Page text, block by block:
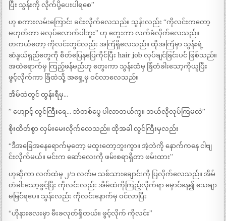
ပြီး သွန်းကို လိုက်ပို့ပေးပါရစေ”
ဟု စကားလမ်းကြောင်း ခင်းလိုက်လေသည်။ သွန်းလည်း “ကိုလင်းကတော့
မဟုတ်တာ မလုပ်လောက်ပါဘူး” ဟု တွေးကာ လက်ခံလိုက်လေသည်။
တကယ်တော့ ကိုလင်းတွင်လည်း အကြံရှိလေသည်။ ထိုအကြံမှာ သွန်းရဲ့
ဆံနွယ်ရှည်တွေကို စိတ်ပြေနပြေကိုင်ပြီး hair job လုပ်ချင်ခြင်းပင် ဖြစ်သည်။
အထဲရောက်မှ ကြည့်ဖန်မည်ဟု တွေးကာ သွန်းထံမှ ခြံတံခါးသော့ကိုယူပြီး
ဖွင့်လိုက်ကာ ခြံထဲသို့ အရှေ့မှ ဝင်လာလေသည်။
အိမ်ထဲတွင် ထွန်းရီမှ…
” ဟျောင့် လွင်ကြီးရေ… ဘဲတစ်ပွေ ပါလာတယ်ကွ။ ဘယ်လိုလုပ်ကြမလဲ”
စိုးထိတ်စွာ လှမ်းမေးလိုက်လေသည်။ ထိုအခါ လွင်ကြီးမှလည်း
“ဒီအခြေအနေရောက်မှတော့ မထူးတော့ဘူးကွာ။ အဲ့ဘဲကို နောက်ကနေ ငါဗျ
င်းလိုက်မယ်။ မင်းက ဆော်လေးကို ဖမ်းစရာရှိတာ ဖမ်းထား”
ဟုဆိုကာ လက်ထဲမှ ၂/၁ လက်မ သစ်သားချောင်းကို ပြလိုက်လေသည်။ အိမ်
တံခါးသော့ဖွင့်ပြီး ကိုလင်းလည်း အိမ်ထဲကိုကြည့်လိုက်ရာ မှောင်နေ၍ သေချာ
မမြင်ရပေ။ သွန်းလည်း ကိုလင်းနောက်မှ ဝင်လာပြီး
“ဟိုနားလေးမှာ မီးခလုတ်ရှိတယ်။ ဖွင့်လိုက် ကိုလင်း”